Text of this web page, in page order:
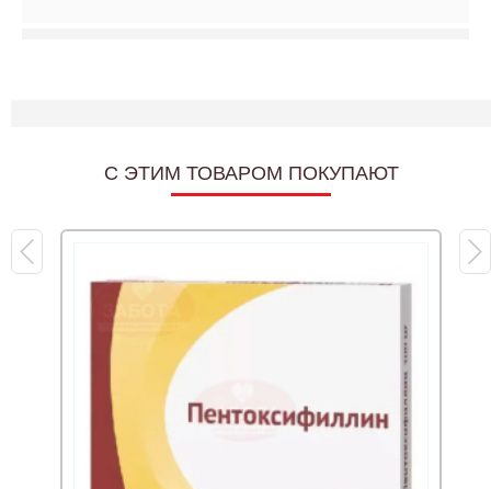
C ЭТИМ ТОВАРОМ ПОКУПАЮТ